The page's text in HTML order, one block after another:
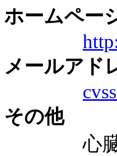
ホームペー
メールアド
その他
心臓血管